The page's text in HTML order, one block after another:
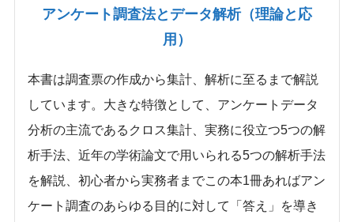
アンケート調査法とデータ解析（理論と応
用）
本書は調査票の作成から集計、解析に至るまで解説
しています。大きな特徴として、アンケートデータ
分析の主流であるクロス集計、実務に役立つ5つの解
析手法、近年の学術論文で用いられる5つの解析手法
を解説、初心者から実務者までこの本1冊あればアン
ケート調査のあらゆる目的に対して「答え」を導き